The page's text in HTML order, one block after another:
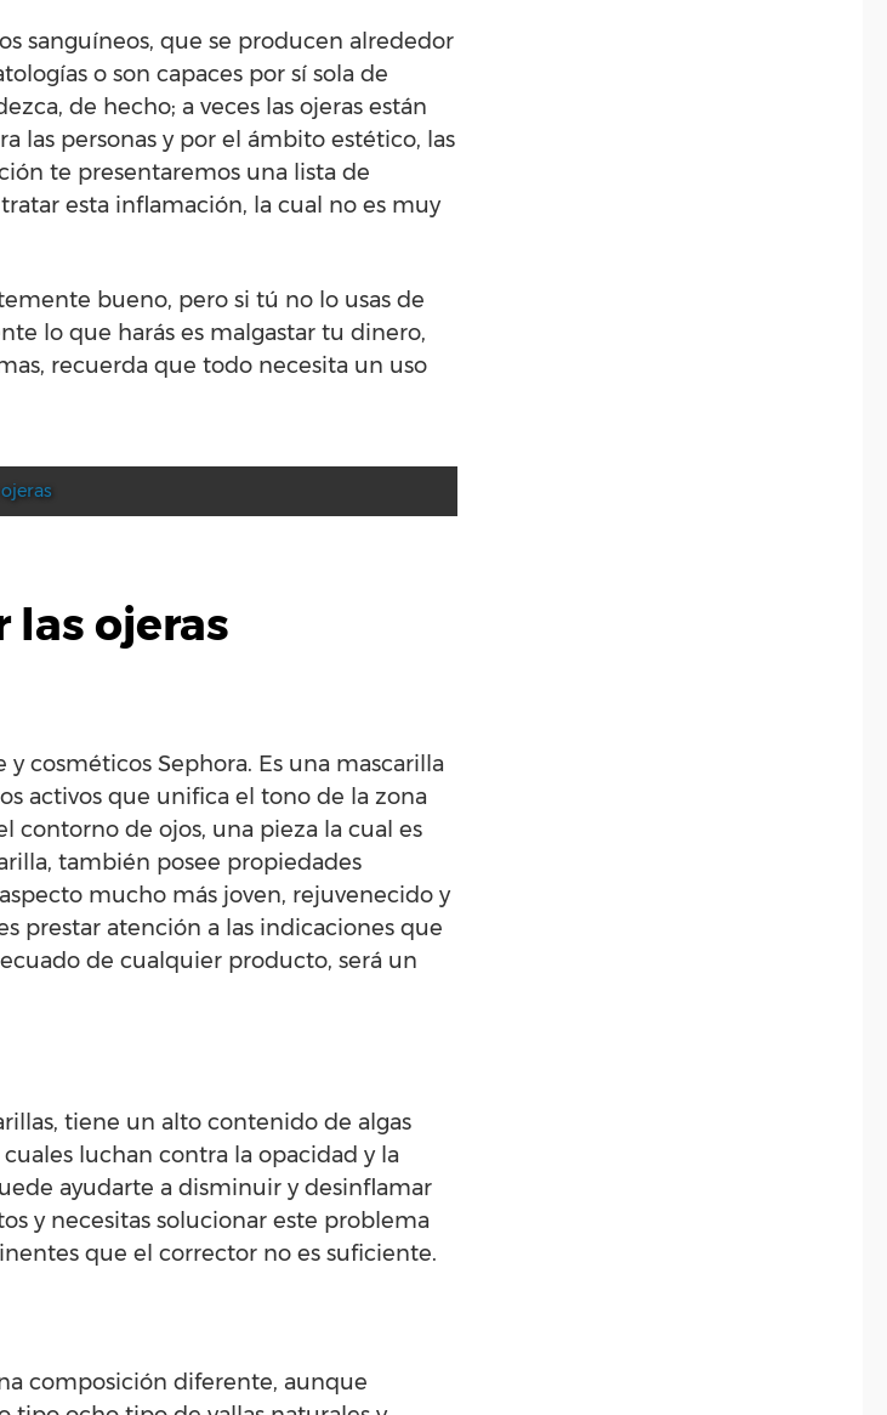
sanguíneos, que se producen alrededor
o son capaces por sí sola de
de hecho; a veces las ojeras están
las personas y por el ámbito estético, las
te presentaremos una lista de
esta inflamación, la cual no es muy
bueno, pero si tú no lo usas de
lo que harás es malgastar tu dinero,
recuerda que todo necesita un uso
las ojeras
cosméticos Sephora. Es una mascarilla
activos que unifica el tono de la zona
contorno de ojos, una pieza la cual es
también posee propiedades
mucho más joven, rejuvenecido y
prestar atención a las indicaciones que
de cualquier producto, será un
tiene un alto contenido de algas
luchan contra la opacidad y la
ayudarte a disminuir y desinflamar
y necesitas solucionar este problema
que el corrector no es suficiente.
composición diferente, aunque